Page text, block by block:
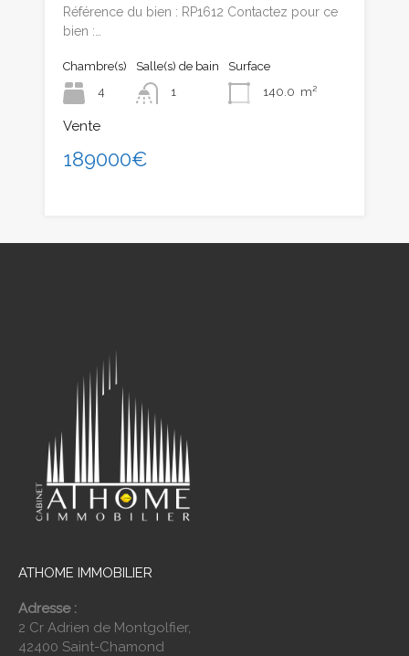
Référence du bien : RP1612 Contactez pour ce
bien :…
Chambre(s)
4
Salle(s) de bain
1
Surface
140.0 m²
Vente
189000€
ATHOME IMMOBILIER
Adresse :
2 Cr Adrien de Montgolfier,
42400 Saint-Chamond